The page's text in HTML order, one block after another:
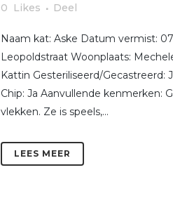
0
Likes Deel
Naam kat: Aske Datum vermist:
Leopoldstraat Woonplaats:
Kattin Gesteriliseerd/Gecastreerd:
Chip: Ja Aanvullende kenmerken:
vlekken. Ze is speels,...
LEES MEER